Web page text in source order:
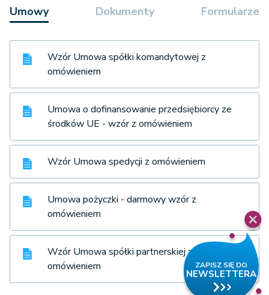
Umowy Dokumenty Formularze
Wzór Umowa spółki komandytowej z
omówieniem
Umowa o dofinansowanie przedsiębiorcy ze
środków UE - wzór z omówieniem
Wzór Umowa spedycji z omówieniem
Umowa pożyczki - darmowy wzór z
omówieniem
Wzór Umowa spółki partnerskiej z
omówieniem